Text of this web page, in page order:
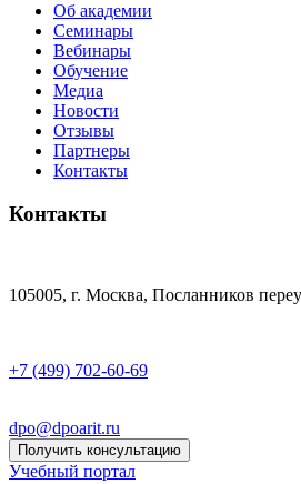
Об академии
Семинары
Вебинары
Обучение
Медиа
Новости
Отзывы
Партнеры
Контакты
Контакты
105005, г. Москва, Посланников
+7 (499) 702-60-69
dpo@dpoarit.ru
Получить консультацию
Учебный портал